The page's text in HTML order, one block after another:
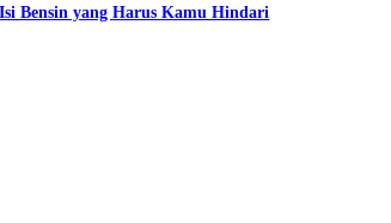
Bensin yang Harus Kamu Hindari